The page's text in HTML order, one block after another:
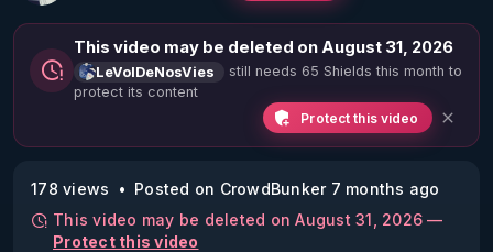
This video may be deleted on August 31, 2026
LeVolDeNosVies
still needs 65 Shields this month to
protect its content
Protect this video
178 views
Posted on CrowdBunker 7 months ago
This video may be deleted on August 31, 2026 —
Protect this video